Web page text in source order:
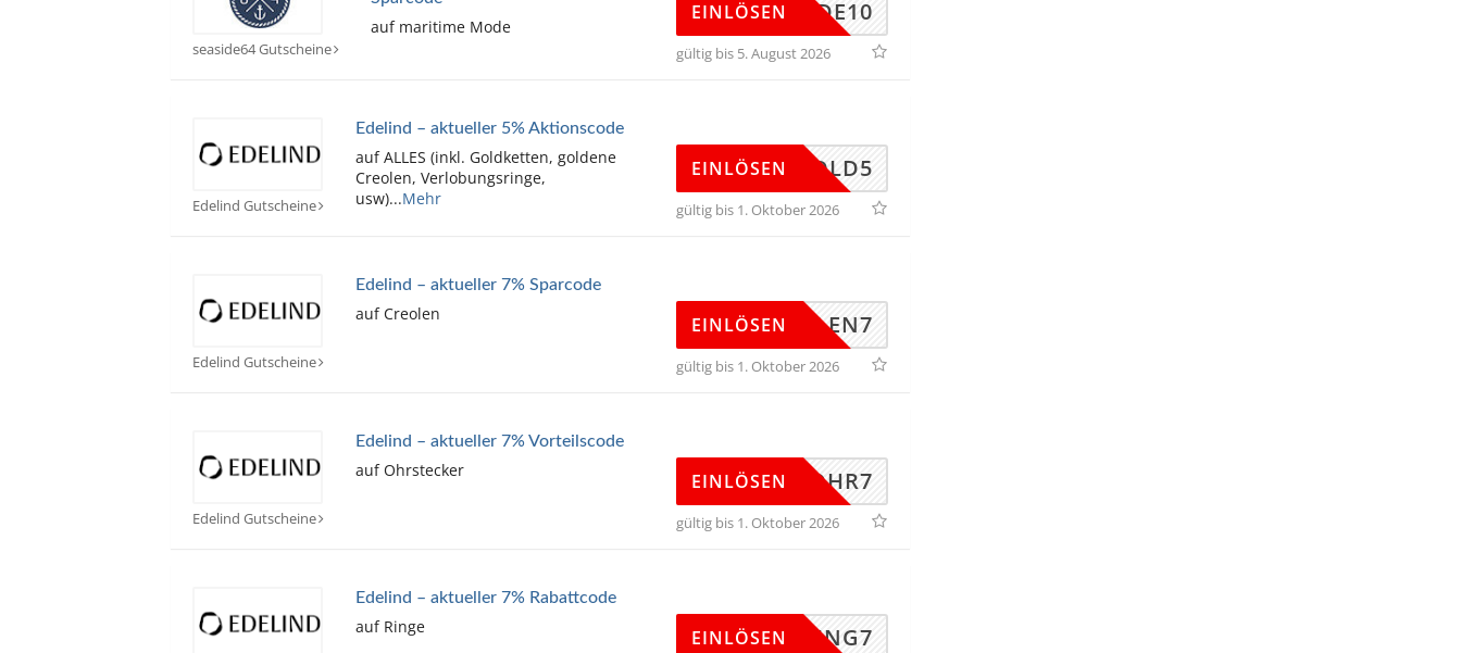
seaside64 Gutscheine
auf maritime Mode
MODE10
EINLÖSEN
gültig bis 5. August 2026
Edelind Gutscheine
Edelind – aktueller 5% Aktionscode
auf ALLES (inkl. Goldketten, goldene
Creolen, Verlobungsringe,
usw)...Mehr
GOLD5
EINLÖSEN
gültig bis 1. Oktober 2026
Edelind Gutscheine
Edelind – aktueller 7% Sparcode
auf Creolen CREOLEN7
EINLÖSEN
gültig bis 1. Oktober 2026
Edelind Gutscheine
Edelind – aktueller 7% Vorteilscode
auf Ohrstecker OHR7
EINLÖSEN
gültig bis 1. Oktober 2026
Edelind – aktueller 7% Rabattcode
auf Ringe RING7
EINLÖSEN